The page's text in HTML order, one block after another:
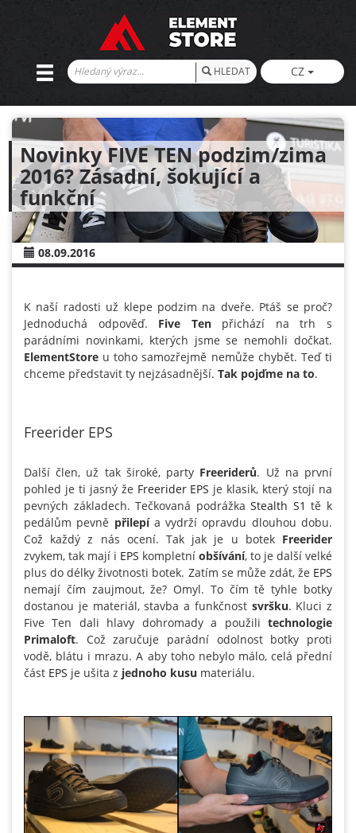
HLEDAT CZ
Novinky FIVE TEN podzim/zima
2016? Zásadní, šokující a
funkční
08.09.2016
K naší radosti už klepe podzim na dveře. Ptáš se proč?
Jednoduchá odpověď. Five Tenpřichází na trh s
parádními novinkami, kterých jsme se nemohli dočkat.
ElementStore u toho samozřejmě nemůže chybět. Teď ti
chceme představit ty nejzásadnější. Tak pojďme na to.
Freerider EPS
Další člen, už tak široké, party Freeriderů. Už na první
pohled je ti jasný že Freerider EPS je klasik, který stojí na
pevných základech. Tečkovaná podrážkaStealth S1 tě k
pedálům pevně přilepía vydrží opravdu dlouhou dobu.
Což každý z nás ocení. Tak jak je u botek Freerider
zvykem, tak mají i EPS kompletní obšívání, to je další velké
plus do délky životnosti botek. Zatím se může zdát, že EPS
nemají čím zaujmout, že? Omyl. To čím tě tyhle botky
dostanou je materiál, stavba a funkčnost svršku. Kluci z
Five Ten dali hlavy dohromady a použili technologie
Primaloft. Což zaručuje parádní odolnost botky proti
vodě, blátu i mrazu. A aby toho nebylo málo, celá přední
část EPS je ušita z jednoho kusu materiálu.